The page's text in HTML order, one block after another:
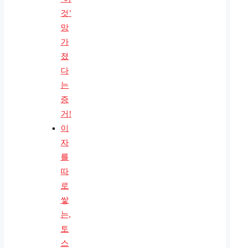
것’
망
가
졌
다
는
증
거!
이
자
를
따
로
쌓
는,
토
스